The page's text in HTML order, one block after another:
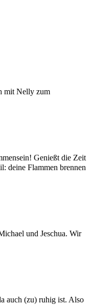
mit Nelly zum
Genießt die Zeit
deine Flammen brennen
und Jeschua. Wir
auch (zu) ruhig ist. Also